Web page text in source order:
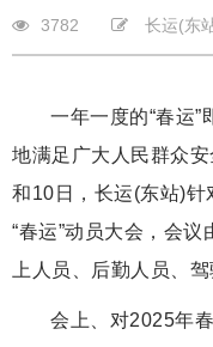
3782 长运(东
一年一度的“春运”
地满足广大人民群众
和10日，长运(东站)
“春运”动员大会，会
上人员、后勤人员、驾
会上、对2025年